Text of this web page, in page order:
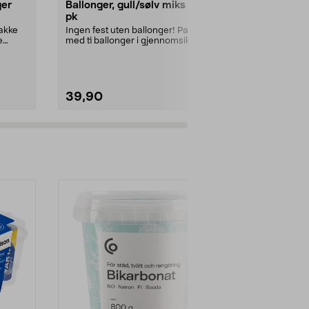
Ballonger, gull/sølv miks 10-
pk
Ingen fest uten ballonger! Pakke
med ti ballonger i gjennomsiktig,
39,90